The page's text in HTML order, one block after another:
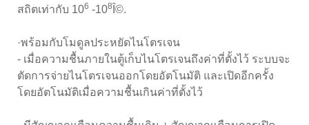
สถิตเท่ากับ 106 -108 Î©.
·พร้อมกับโมดูลประหยัดไนโตรเจน
- เมื่อความชื้นภายในตู้เก็บไนโตรเจนถึงค่าที่ตั้งไว้ ระบบจะ
ตัดการจ่ายไนโตรเจนออกโดยอัตโนมัติ และเปิดอีกครั้ง
โดยอัตโนมัติเมื่อความชื้นเกินค่าที่ตั้งไว้